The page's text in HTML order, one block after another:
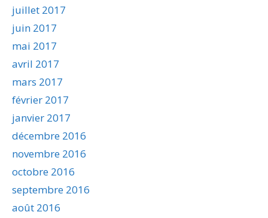
juillet 2017
juin 2017
mai 2017
avril 2017
mars 2017
février 2017
janvier 2017
décembre 2016
novembre 2016
octobre 2016
septembre 2016
août 2016